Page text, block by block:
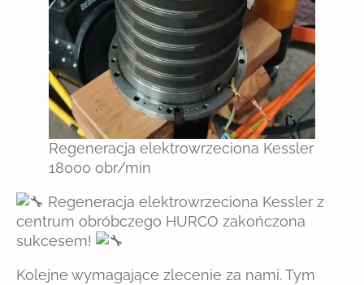
Regeneracja elektrowrzeciona Kessler
18000 obr/min
Regeneracja elektrowrzeciona Kessler z
centrum obróbczego HURCO zakończona
sukcesem!
Kolejne wymagające zlecenie za nami. Tym